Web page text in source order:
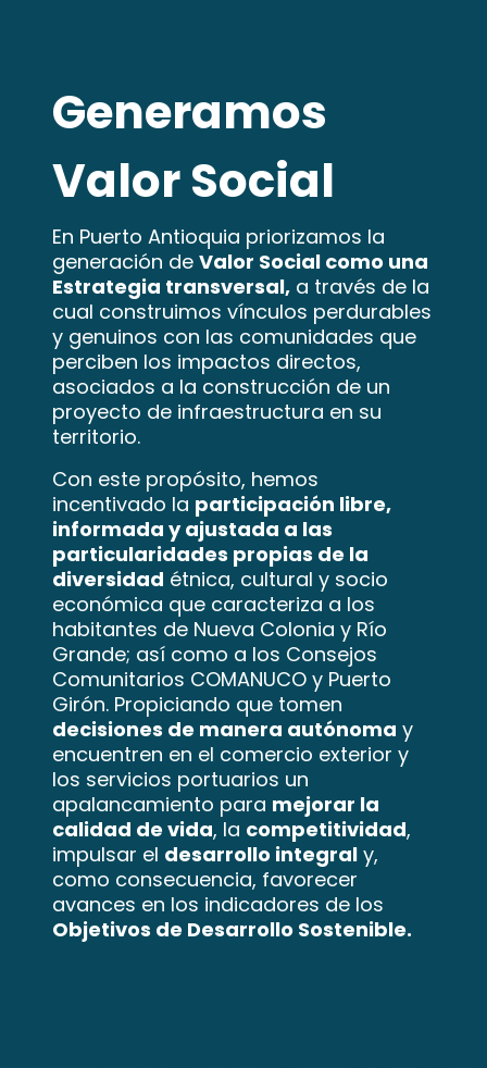
Generamos
Valor Social
En Puerto Antioquia priorizamos la
generación de Valor Social como una
Estrategia transversal, a través de la
cual construimos vínculos perdurables
y genuinos con las comunidades que
perciben los impactos directos,
asociados a la construcción de un
proyecto de infraestructura en su
territorio.
Con este propósito, hemos
incentivado la participación libre,
informada y ajustada a las
particularidades propias de la
diversidad étnica, cultural y socio
económica que caracteriza a los
habitantes de Nueva Colonia y Río
Grande; así como a los Consejos
Comunitarios COMANUCO y Puerto
Girón. Propiciando que tomen
decisiones de manera autónoma y
encuentren en el comercio exterior y
los servicios portuarios un
apalancamiento para mejorar la
calidad de vida, la competitividad,
impulsar el desarrollo integral y,
como consecuencia, favorecer
avances en los indicadores de los
Objetivos de Desarrollo Sostenible.